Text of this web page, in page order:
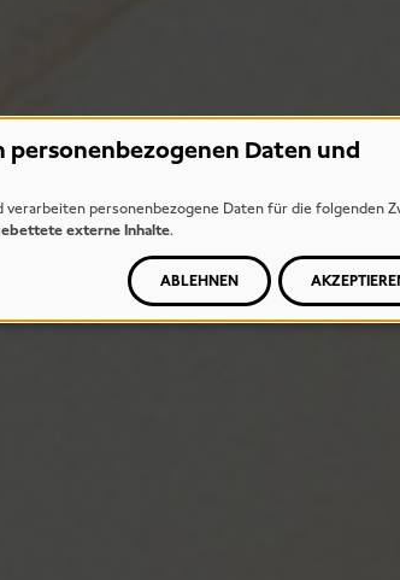
Daten und
verarbeiten personenbezogene Daten für die folgenden
externe Inhalte.
ABLEHNEN